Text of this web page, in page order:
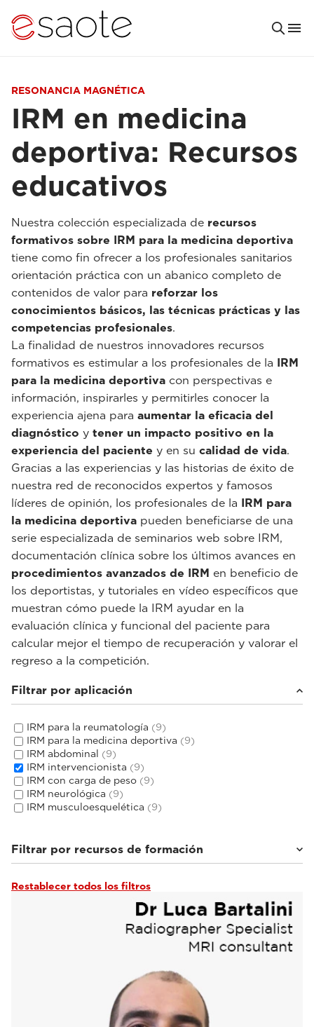
RESONANCIA MAGNÉTICA
IRM en medicina
deportiva: Recursos
educativos
Nuestra colección especializada de recursos
formativos sobre IRM para la medicina deportiva
tiene como fin ofrecer a los profesionales sanitarios
orientación práctica con un abanico completo de
contenidos de valor para reforzar los
conocimientos básicos, las técnicas prácticas y las
competencias profesionales.
La finalidad de nuestros innovadores recursos
formativos es estimular a los profesionales de la IRM
para la medicina deportiva con perspectivas e
información, inspirarles y permitirles conocer la
experiencia ajena para aumentar la eficacia del
diagnóstico y tener un impacto positivo en la
experiencia del paciente y en su calidad de vida.
Gracias a las experiencias y las historias de éxito de
nuestra red de reconocidos expertos y famosos
líderes de opinión, los profesionales de la IRM para
la medicina deportiva pueden beneficiarse de una
serie especializada de seminarios web sobre IRM,
documentación clínica sobre los últimos avances en
procedimientos avanzados de IRM en beneficio de
los deportistas, y tutoriales en vídeo específicos que
muestran cómo puede la IRM ayudar en la
evaluación clínica y funcional del paciente para
calcular mejor el tiempo de recuperación y valorar el
regreso a la competición.
Filtrar por aplicación
IRM para la reumatología (9)
IRM para la medicina deportiva (9)
IRM abdominal (9)
IRM intervencionista (9)
IRM con carga de peso (9)
IRM neurológica (9)
IRM musculoesquelética (9)
Filtrar por recursos de formación
Tutoriales y guías de usuario
Restablecer todos los filtros